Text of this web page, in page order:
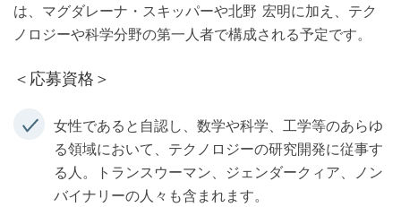
は、マグダレーナ・スキッパーや北野 宏明に加え、テク
ノロジーや科学分野の第一人者で構成される予定です。
＜応募資格＞
女性であると自認し、数学や科学、工学等のあらゆ
る領域において、テクノロジーの研究開発に従事す
る人。トランスウーマン、ジェンダークィア、ノン
バイナリーの人々も含まれます。